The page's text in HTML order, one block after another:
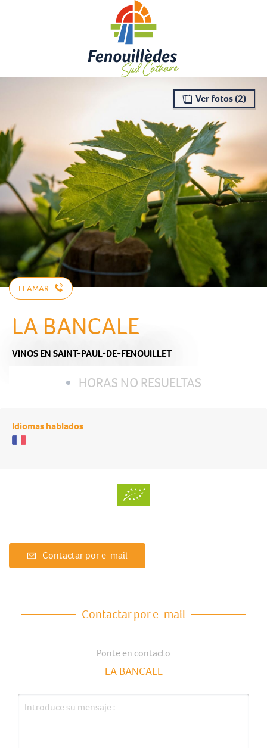
Ver fotos (2)
LLAMAR
LA BANCALE
VINOSEN SAINT-PAUL-DE-FENOUILLET
HORAS NO RESUELTAS
Idiomas hablados
Contactar por e-mail
Contactar por e-mail
Ponte en contacto
LA BANCALE